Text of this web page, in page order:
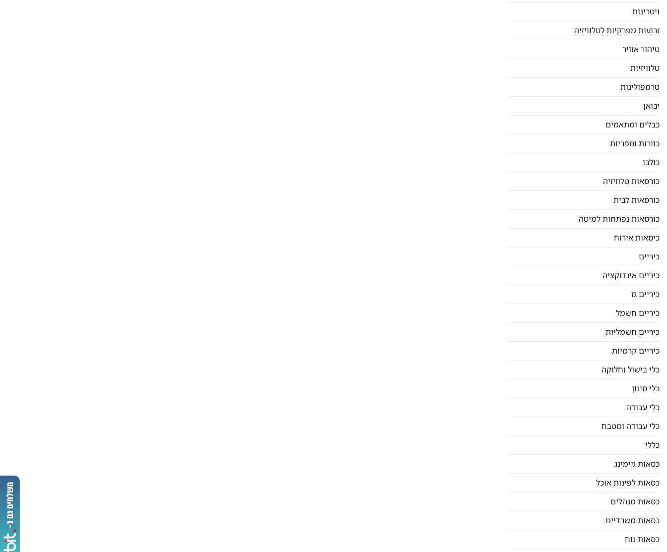
ויטרינות
זרועות מפרקיות לטלוויזיה
טיהור אוויר
טלוויזיות
טרמפולינות
יבואן
כבלים ומתאמים
כוורות וספריות
כולבו
כורסאות טלוויזיה
כורסאות לבית
כורסאות נפתחות למיטה
כיסאות אירוח
כיריים
כיריים אינדוקציה
כיריים גז
כיריים חשמל
כיריים חשמליות
כיריים קרמיות
כלי בישול וחלוקה
כלי סינון
כלי עבודה
כלי עבודה ומטבח
כללי
כסאות גיימינג
כסאות לפינות אוכל
כסאות מנהלים
כסאות משרדיים
כסאות נוח